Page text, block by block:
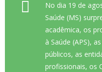
No dia 19 de
Saúde (MS)
acadêmica, os
à Saúde (APS),
públicos, as
profissionais, os